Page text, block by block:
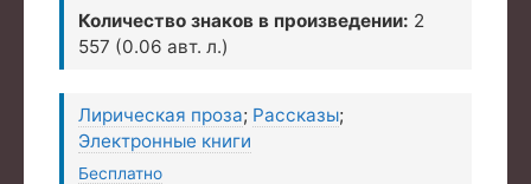
Количество знаков в произведении: 2
557 (0.06 авт. л.)
Лирическая проза; Рассказы;
Электронные книги
Бесплатно